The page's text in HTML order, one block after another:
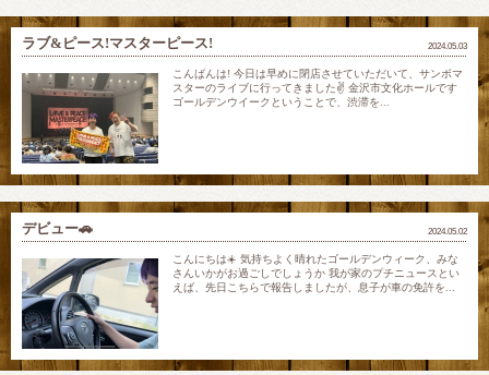
2024.05.03
ラブ&ピース!マスターピース!
こんばんは! 今日は早めに閉店させていただいて、サンボマ
スターのライブに行ってきました✌️ 金沢市文化ホールです
ゴールデンウイークということで、渋滞を...
2024.05.02
デビュー🚗
こんにちは☀️ 気持ちよく晴れたゴールデンウィーク、みな
さんいかがお過ごしでしょうか 我が家のプチニュースとい
えば、先日こちらで報告しましたが、息子が車の免許を...